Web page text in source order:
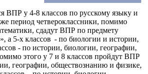
ВПР у 4-8 классов по русскому языку и
период четвероклассники, помимо
сдадут ВПР по предмету
5-х классов - по биологии и истории,
- по истории, биологии, географии,
этого у 7 и 8 классов пройдут ВПР
географии, обществознанию и физике,